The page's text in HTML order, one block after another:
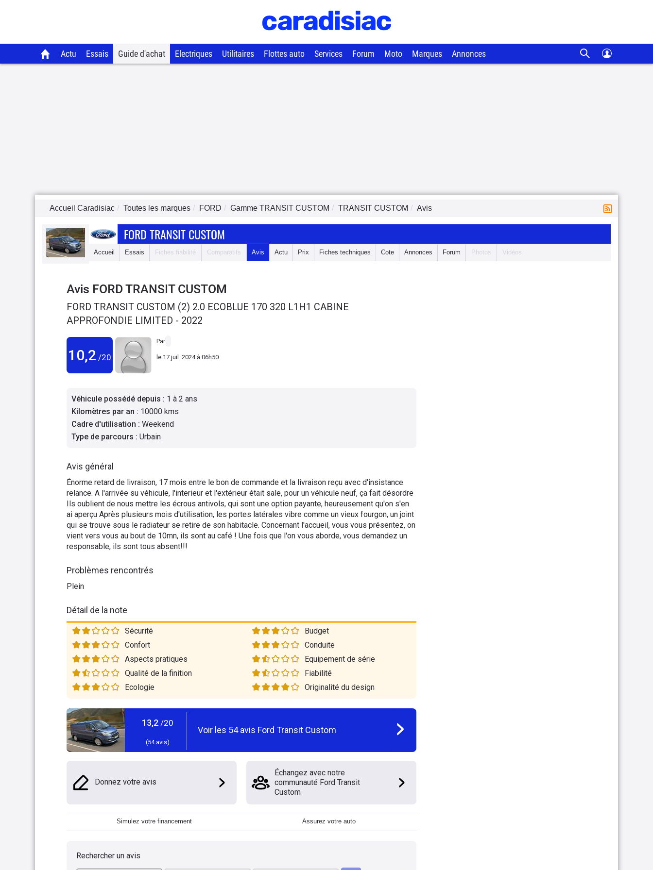
Actu Essais Guide d'achat Electriques Utilitaires Flottes auto Services Forum Moto Marques Annonces
Accueil Caradisiac Toutes les marques FORD Gamme TRANSIT CUSTOM TRANSIT CUSTOM Avis
FORD TRANSIT CUSTOM
Accueil Essais Fiches fiabilité Comparatifs Avis Actu Prix Fiches techniques Cote Annonces Forum Photos Vidéos
Avis FORD TRANSIT CUSTOM
FORD TRANSIT CUSTOM (2) 2.0 ECOBLUE 170 320 L1H1 CABINE
APPROFONDIE LIMITED - 2022
10,2 /20
Par
le 17 juil. 2024 à 06h50
Véhicule possédé depuis : 1 à 2 ans
Kilomètres par an : 10000 kms
Cadre d'utilisation : Weekend
Type de parcours : Urbain
Avis général
Énorme retard de livraison, 17 mois entre le bon de commande et la livraison reçu avec d'insistance
relance. A l'arrivée su véhicule, l'interieur et l'extérieur était sale, pour un véhicule neuf, ça fait désordre
Ils oublient de nous mettre les écrous antivols, qui sont une option payante, heureusement qu'on s'en
ai aperçu Après plusieurs mois d'utilisation, les portes latérales vibre comme un vieux fourgon, un joint
qui se trouve sous le radiateur se retire de son habitacle. Concernant l'accueil, vous vous présentez, on
vient vers vous au bout de 10mn, ils sont au café ! Une fois que l'on vous aborde, vous demandez un
responsable, ils sont tous absent!!!
Problèmes rencontrés
Plein
Détail de la note
Sécurité
Budget
Confort
Conduite
Aspects pratiques
Equipement de série
Qualité de la finition
Fiabilité
Ecologie
Originalité du design
13,2 /20
(54avis)
Voir les 54avis Ford Transit Custom
Donnez votre avis
Échangez avec notre
communauté Ford Transit
Custom
Simulez votre financement Assurez votre auto
Rechercher un avis